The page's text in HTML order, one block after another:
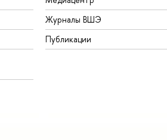
Журналы ВШЭ
Публикации